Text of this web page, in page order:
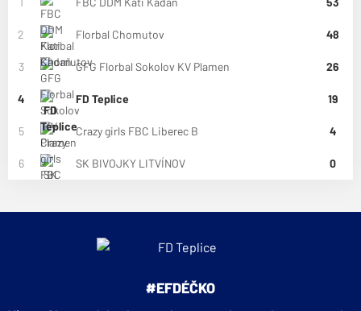
2 Florbal Chomutov 48
3 GFG Florbal Sokolov KV Plamen 26
4 FD Teplice 19
5 Crazy girls FBC Liberec B 4
6 SK BIVOJKY LITVÍNOV 0
#EFDÉČKO